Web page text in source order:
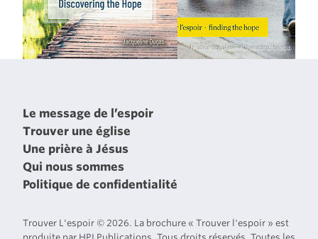
Le message de l’espoir
Trouver une église
Une prière à Jésus
Qui nous sommes
Politique de confidentialité
Trouver L'espoir © 2026. La brochure « Trouver l'espoir » est